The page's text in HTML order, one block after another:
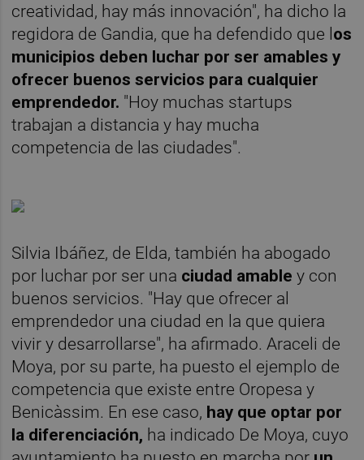
creatividad, hay más innovación", ha dicho la
regidora de Gandia, que ha defendido que l os
municipios deben luchar por ser amables y
ofrecer buenos servicios para cualquier
emprendedor. "Hoy muchas startups
trabajan a distancia y hay mucha
competencia de las ciudades".
Silvia Ibáñez, de Elda, también ha abogado
por luchar por ser una ciudad amable y con
buenos servicios. "Hay que ofrecer al
emprendedor una ciudad en la que quiera
vivir y desarrollarse", ha afirmado. Araceli de
Moya, por su parte, ha puesto el ejemplo de
competencia que existe entre Oropesa y
Benicàssim. En ese caso, hay que optar por
la diferenciación, ha indicado De Moya, cuyo